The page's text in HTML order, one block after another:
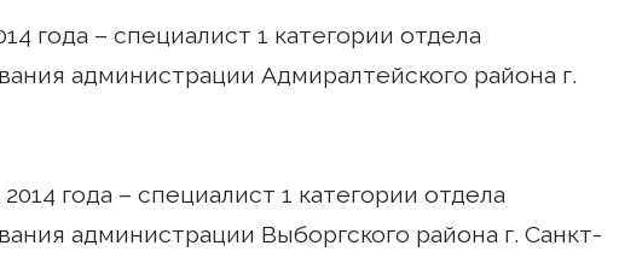
года – специалист 1 категории отдела
администрации Адмиралтейского района г.
года – специалист 1 категории отдела
администрации Выборгского района г. Санкт-